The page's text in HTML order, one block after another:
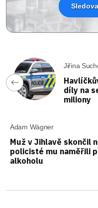
Jiřina
díly na
miliony
Adam Wágner
Muž v Jihlavě skončil
policisté mu naměřili
alkoholu